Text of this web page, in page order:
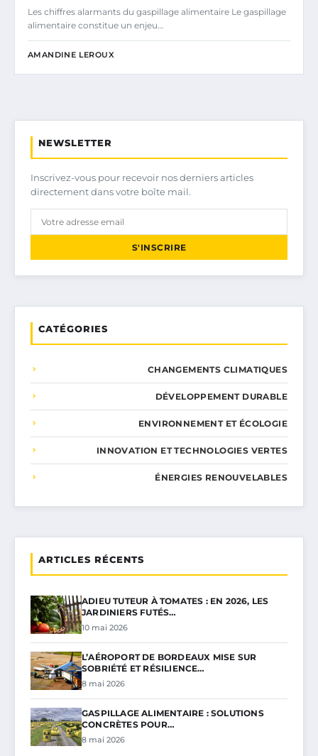
Les chiffres alarmants du gaspillage alimentaire Le gaspillage
alimentaire constitue un enjeu…
AMANDINE LEROUX
NEWSLETTER
Inscrivez-vous pour recevoir nos derniers articles
directement dans votre boîte mail.
S'INSCRIRE
CATÉGORIES
CHANGEMENTS CLIMATIQUES
DÉVELOPPEMENT DURABLE
ENVIRONNEMENT ET ÉCOLOGIE
INNOVATION ET TECHNOLOGIES VERTES
ÉNERGIES RENOUVELABLES
ARTICLES RÉCENTS
ADIEU TUTEUR À TOMATES : EN 2026, LES
JARDINIERS FUTÉS…
10 mai 2026
L’AÉROPORT DE BORDEAUX MISE SUR
SOBRIÉTÉ ET RÉSILIENCE…
8 mai 2026
GASPILLAGE ALIMENTAIRE : SOLUTIONS
CONCRÈTES POUR…
8 mai 2026